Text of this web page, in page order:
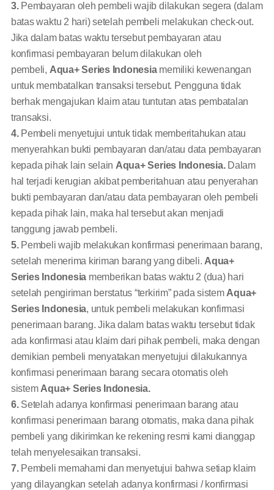
3. Pembayaran oleh pembeli wajib dilakukan segera (dalam
batas waktu 2 hari) setelah pembeli melakukan check-out.
Jika dalam batas waktu tersebut pembayaran atau
konfirmasi pembayaran belum dilakukan oleh
pembeli, Aqua+ Series Indonesiamemiliki kewenangan
untuk membatalkan transaksi tersebut. Pengguna tidak
berhak mengajukan klaim atau tuntutan atas pembatalan
transaksi.
4. Pembeli menyetujui untuk tidak memberitahukan atau
menyerahkan bukti pembayaran dan/atau data pembayaran
kepada pihak lain selain Aqua+ Series Indonesia.Dalam
hal terjadi kerugian akibat pemberitahuan atau penyerahan
bukti pembayaran dan/atau data pembayaran oleh pembeli
kepada pihak lain, maka hal tersebut akan menjadi
tanggung jawab pembeli.
5.Pembeli wajib melakukan konfirmasi penerimaan barang,
setelah menerima kiriman barang yang dibeli. Aqua+
Series Indonesia memberikan batas waktu 2 (dua) hari
setelah pengiriman berstatus “terkirim” pada sistem Aqua+
Series Indonesia, untuk pembeli melakukan konfirmasi
penerimaan barang. Jika dalam batas waktu tersebut tidak
ada konfirmasi atau klaim dari pihak pembeli, maka dengan
demikian pembeli menyatakan menyetujui dilakukannya
konfirmasi penerimaan barang secara otomatis oleh
sistem Aqua+ Series Indonesia.
6.Setelah adanya konfirmasi penerimaan barang atau
konfirmasi penerimaan barang otomatis, maka dana pihak
pembeli yang dikirimkan ke rekening resmi kami dianggap
telah menyelesaikan transaksi.
7. Pembeli memahami dan menyetujui bahwa setiap klaim
yang dilayangkan setelah adanya konfirmasi / konfirmasi